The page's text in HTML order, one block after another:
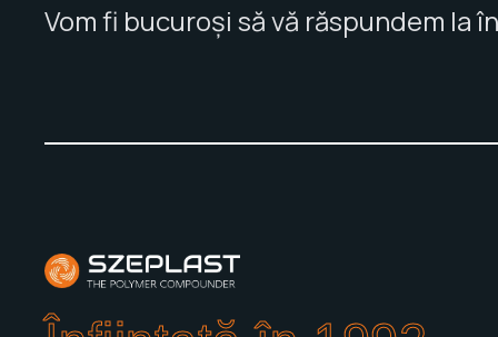
Vom fi bucuroși să vă răspundem la